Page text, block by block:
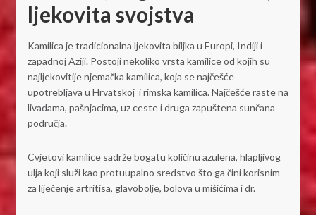
ljekovita svojstva
Kamilica je tradicionalna ljekovita biljka u Europi, Indiji i
zapadnoj Aziji. Postoji nekoliko vrsta kamilice od kojih su
najljekovitije njemačka kamilica, koja se najčešće
upotrebljava u Hrvatskoj i rimska kamilica. Najčešće raste na
livadama, pašnjacima, uz ceste i druga zapuštena sunčana
područja.
Cvjetovi kamilice sadrže bogatu količinu azulena, hlapljivog
ulja koji služi kao protuupalno sredstvo što ga čini korisnim
za liječenje artritisa, glavobolje, bolova u mišićima i dr.